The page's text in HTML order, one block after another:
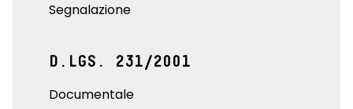
Segnalazione
D.LGS. 231/2001
Documentale